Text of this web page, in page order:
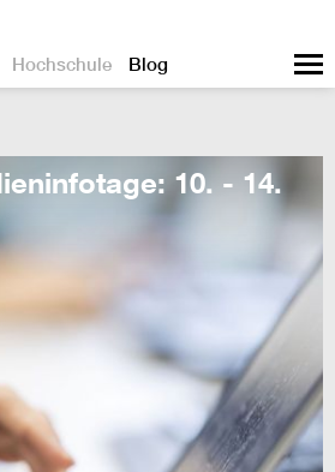
Hochschule Blog
10. - 14.